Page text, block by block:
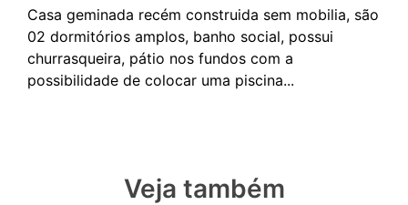
Casa geminada recém construida sem mobilia, são
02 dormitórios amplos, banho social, possui
churrasqueira, pátio nos fundos com a
Veja também